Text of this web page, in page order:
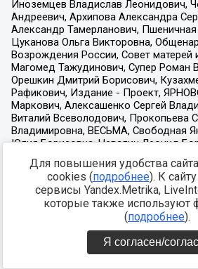
Для повышения удобства
cookies (подробнее). К
сервисы Yandex.Metrika,
которые также используют
(подробнее).
Я согласен/